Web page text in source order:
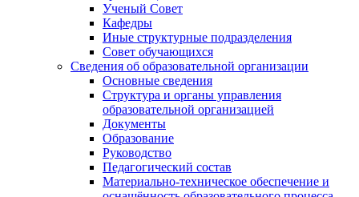
Ученый Совет
Кафедры
Иные структурные подразделения
Совет обучающихся
Сведения об образовательной организации
Основные сведения
Структура и органы управления
образовательной организацией
Документы
Образование
Руководство
Педагогический состав
Материально-техническое обеспечение и